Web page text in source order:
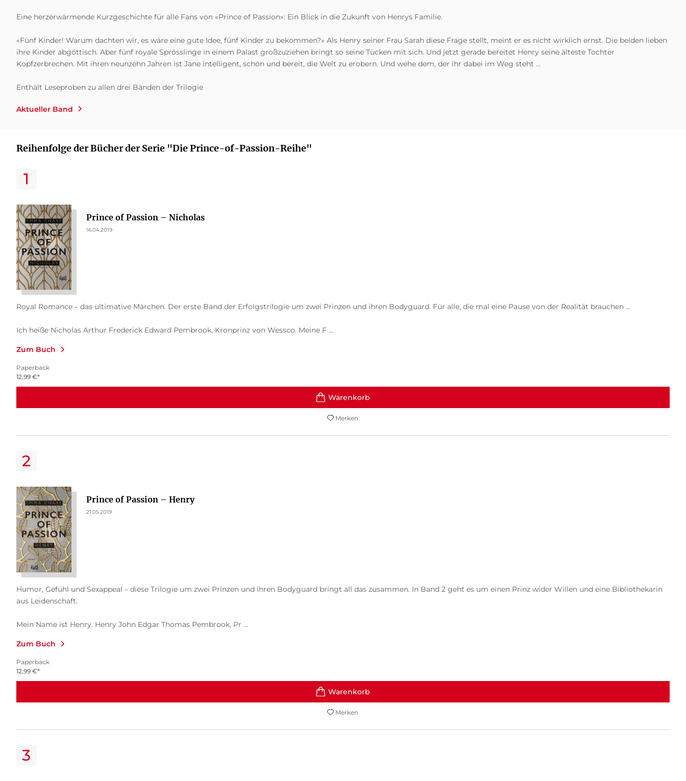
Eine herzerwärmende Kurzgeschichte für alle Fans von «Prince of Passion»: Ein Blick in die Zukunft von Henrys Familie.
«Fünf Kinder! Warum dachten wir, es wäre eine gute Idee, fünf Kinder zu bekommen?» Als Henry seiner Frau Sarah diese Frage stellt, meint er es nicht wirklich ernst. Die beiden lieben
ihre Kinder abgöttisch. Aber fünf royale Sprösslinge in einem Palast großzuziehen bringt so seine Tücken mit sich. Und jetzt gerade bereitet Henry seine älteste Tochter
Kopfzerbrechen. Mit ihren neunzehn Jahren ist Jane intelligent, schön und bereit, die Welt zu erobern. Und wehe dem, der ihr dabei im Weg steht …
Enthält Leseproben zu allen drei Bänden der Trilogie
Aktueller Band
Reihenfolge der Bücher der Serie "Die Prince-of-Passion-Reihe"
Prince of Passion – Nicholas
16.04.2019
Royal Romance – das ultimative Märchen. Der erste Band der Erfolgstrilogie um zwei Prinzen und ihren Bodyguard. Für alle, die mal eine Pause von der Realität brauchen …
Ich heiße Nicholas Arthur Frederick Edward Pembrook, Kronprinz von Wessco. Meine F ...
Zum Buch
Paperback
12,99 €*
Merken
Prince of Passion – Henry
21.05.2019
Humor, Gefühl und Sexappeal – diese Trilogie um zwei Prinzen und ihren Bodyguard bringt all das zusammen. In Band 2 geht es um einen Prinz wider Willen und eine Bibliothekarin
aus Leidenschaft.
Mein Name ist Henry. Henry John Edgar Thomas Pembrook, Pr ...
Zum Buch
Paperback
12,99 €*
Merken